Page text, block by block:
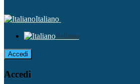
Italiano
Italiano
Accedi
Accedi